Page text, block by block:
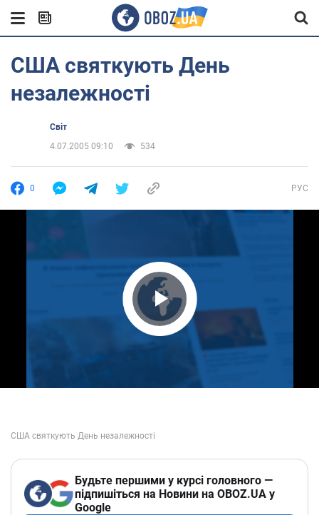
США святкують День
незалежності
Світ
4.07.2005 09:10
534
0 РУС
Play Video
Будьте першими у курсі головного —
підпишіться на Новини на OBOZ.UA у
Google